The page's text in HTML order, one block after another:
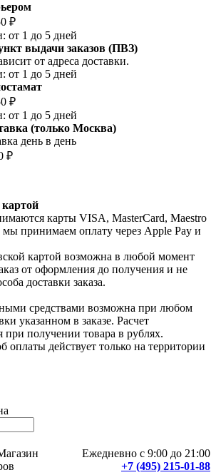
₽
от 1 до 5 дней
выдачи заказов (ПВЗ)
от адреса доставки.
от 1 до 5 дней
₽
от 1 до 5 дней
(только Москва)
день в день
₽
карты VISA, MasterCard, Maestro
принимаем оплату через Apple Pay и
картой возможна в любой момент
от оформления до получения и не
доставки заказа.
средствами возможна при любом
указанном в заказе. Расчет
при получении товара в рублях.
оплаты действует только на территории
Ежедневно с 9:00 до 21:00
+7 (495) 215-01-88